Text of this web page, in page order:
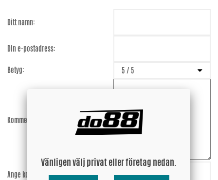
Ditt namn:
Din e-postadress:
Betyg:
Kommentar:
Ange koden:
svk4Pz
Vänligen välj privat eller företag nedan.